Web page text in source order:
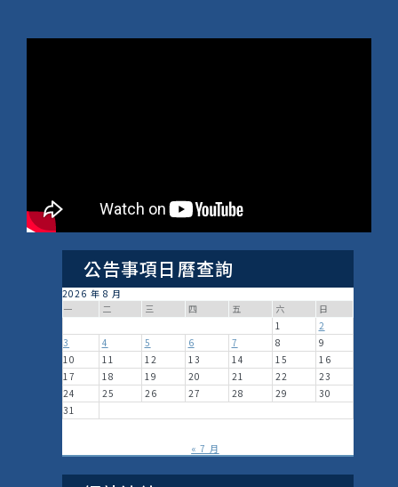
公告事項日曆查詢
2026 年 8 月
一
二 三 四 五 六
日
1
2
3
4 5 6 7 8
9
10
11 12 13 14 15
16
17
18 19 20 21 22
23
24
25 26 27 28 29
30
31
« 7 月